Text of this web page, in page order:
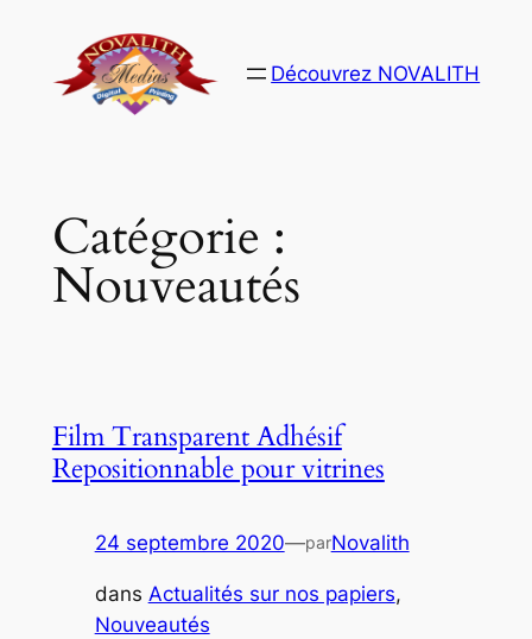
contenu
Découvrez NOVALITH
Catégorie :
Nouveautés
Film Transparent Adhésif
Repositionnable pour vitrines
24 septembre 2020—parNovalith
dans Actualités sur nos papiers
Nouveautés